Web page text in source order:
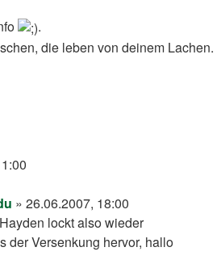
.
die leben von deinem Lachen.
» 26.06.2007, 18:00
lockt also wieder
der Versenkung hervor, hallo